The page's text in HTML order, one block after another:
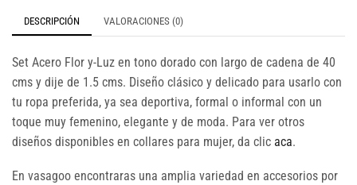
DESCRIPCIÓN VALORACIONES (0)
Set Acero Flor y-Luz en tono dorado con largo de cadena de 40
cms y dije de 1.5 cms. Diseño clásico y delicado para usarlo con
tu ropa preferida, ya sea deportiva, formal o informal con un
toque muy femenino, elegante y de moda. Para ver otros
diseños disponibles en collares para mujer, da clic aca.
En vasagoo encontraras una amplia variedad en accesorios por